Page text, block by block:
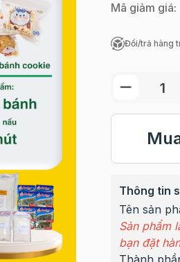
Mã giảm giá:
Đổi/trả hàng
Thông tin
Tên sản
Sản phẩm
bạn đặt
Thành